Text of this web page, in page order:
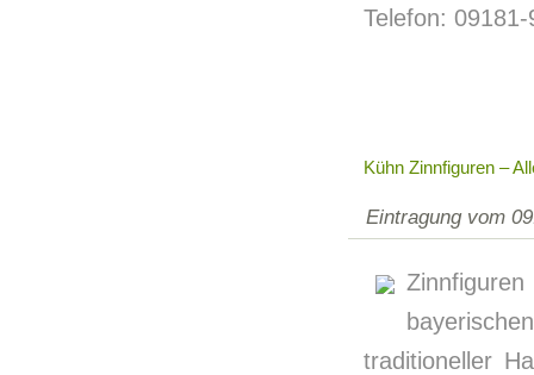
Telefon:
Kühn Zinnfiguren –
Eintragung vom
traditioneller